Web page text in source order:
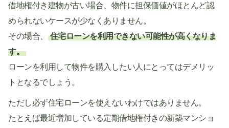
借地権付き建物が古い場合、物件に担保価値がほとんど認
められないケースが少なくありません。
その場合、
住宅ローンを利用できない可能性が高くなりま
す。
ローンを利用して物件を購入したい人にとってはデメリッ
トとなるでしょう。
ただし必ず住宅ローンを使えないわけではありません。
たとえば最近増加している定期借地権付きの新築マンショ